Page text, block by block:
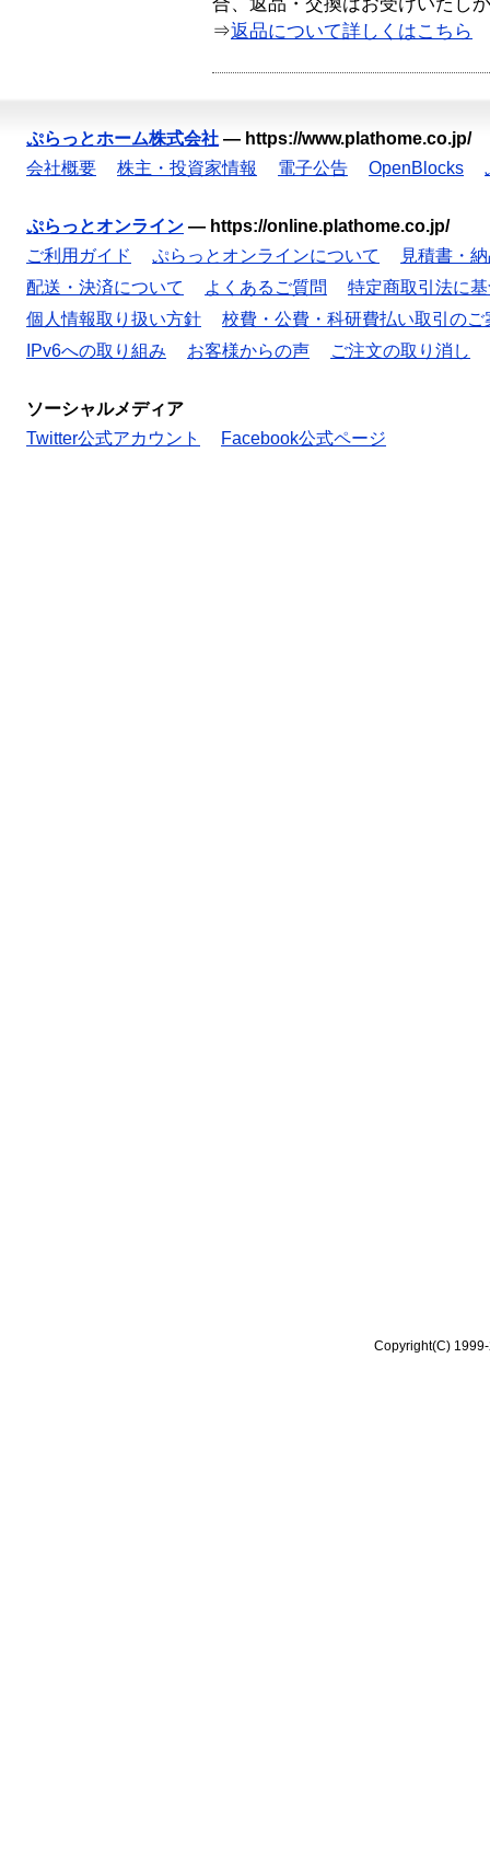
⇒返品について詳しくはこちら
ぷらっとホーム株式会社 — https://www.plathome.co.jp/
会社概要
株主・投資家情報 電子公告 OpenBlocks
ぷらっとオンライン — https://online.plathome.co.jp/
ご利用ガイド
ぷらっとオンラインについて
見積書・
配送・決済について
よくあるご質問
特定商取引法に
個人情報取り扱い方針
校費・公費・科研費払い取引のご
IPv6への取り組み
お客様からの声 ご注文の取り消し
ソーシャルメディア
Twitter公式アカウント
Facebook公式ページ
Copyright(C)